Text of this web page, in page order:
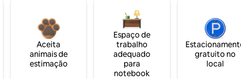
Aceita
animais de
estimação
Espaço de
trabalho
adequado
para
notebook
gratuito no
local